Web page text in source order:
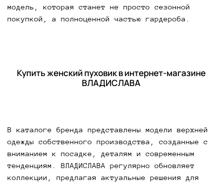
модель, которая станет не просто сезонной
покупкой, а полноценной частью гардероба.
Купить женский пуховик в интернет-магазине
ВЛАДИСЛАВА
В каталоге бренда представлены модели верхней
одежды собственного производства, созданные с
вниманием к посадке, деталям и современным
тенденциям. ВЛАДИСЛАВА регулярно обновляет
коллекции, предлагая актуальные решения для